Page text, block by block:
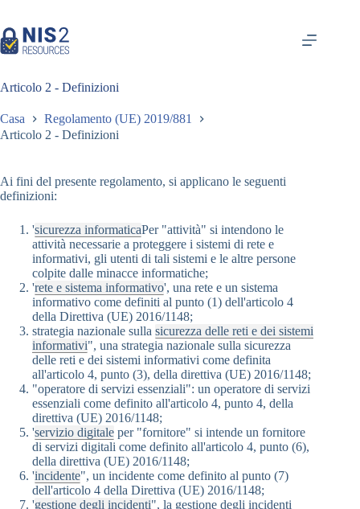
contenuto
Articolo 2 - Definizioni
Casa
Regolamento (UE) 2019/881
Articolo 2 - Definizioni
Ai fini del presente regolamento, si applicano le seguenti
definizioni:
'sicurezza informaticaPer "attività" si intendono le
attività necessarie a proteggere i sistemi di rete e
informativi, gli utenti di tali sistemi e le altre persone
colpite dalle minacce informatiche;
'rete e sistema informativo', una rete e un sistema
informativo come definiti al punto (1) dell'articolo 4
della Direttiva (UE) 2016/1148;
strategia nazionale sulla sicurezza delle reti e dei sistemi
informativi", una strategia nazionale sulla sicurezza
delle reti e dei sistemi informativi come definita
all'articolo 4, punto (3), della direttiva (UE) 2016/1148;
"operatore di servizi essenziali": un operatore di servizi
essenziali come definito all'articolo 4, punto 4, della
direttiva (UE) 2016/1148;
'servizio digitale per "fornitore" si intende un fornitore
di servizi digitali come definito all'articolo 4, punto (6),
della direttiva (UE) 2016/1148;
'incidente", un incidente come definito al punto (7)
dell'articolo 4 della Direttiva (UE) 2016/1148;
'gestione degli incidenti", la gestione degli incidenti